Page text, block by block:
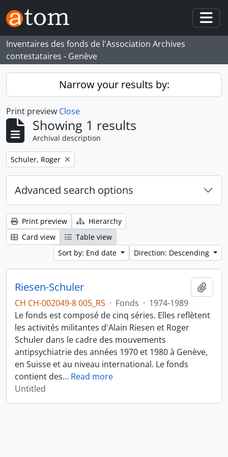
Skip to main content
Inventaires des fonds de l'Association Archives
contestataires - Genève
Narrow your results by:
Print preview Close
Showing 1 results
Archival description
Remove filter:
Schuler, Roger
Advanced search options
Print preview
Hierarchy
Card view
Table view
Sort by: End date
Direction: Descending
Riesen-Schuler
CH CH-002049-8 005_RS · Fonds · 1974-1989
Le fonds est composé de cinq séries. Elles reflètent
les activités militantes d'Alain Riesen et Roger
Schuler dans le cadre des mouvements
antipsychiatrie des années 1970 et 1980 à Genève,
en Suisse et au niveau international. Le fonds
contient des… Read more
Untitled